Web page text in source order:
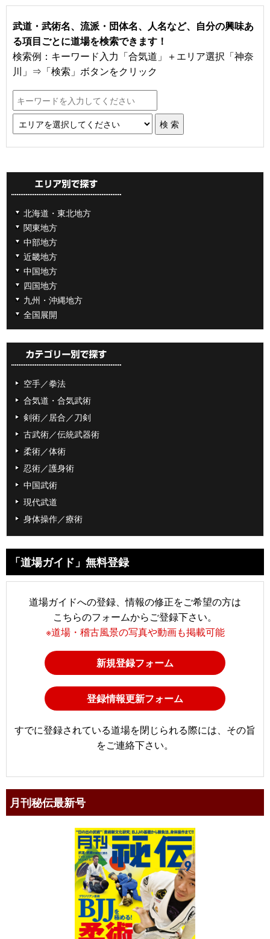
武道・武術名、流派・団体名、人名など、自分の興味あ
る項目ごとに道場を検索できます！
検索例：キーワード入力「合気道」＋エリア選択「神奈
川」⇒「検索」ボタンをクリック
北海道・東北地方
関東地方
中部地方
近畿地方
中国地方
四国地方
九州・沖縄地方
全国展開
空手／拳法
合気道・合気武術
剣術／居合／刀剣
古武術／伝統武器術
柔術／体術
忍術／護身術
中国武術
現代武道
身体操作／療術
「道場ガイド」無料登録
道場ガイドへの登録、情報の修正をご希望の方は
こちらのフォームからご登録下さい。
※道場・稽古風景の写真や動画も掲載可能
新規登録フォーム
登録情報更新フォーム
すでに登録されている道場を閉じられる際には、その旨
をご連絡下さい。
月刊秘伝最新号